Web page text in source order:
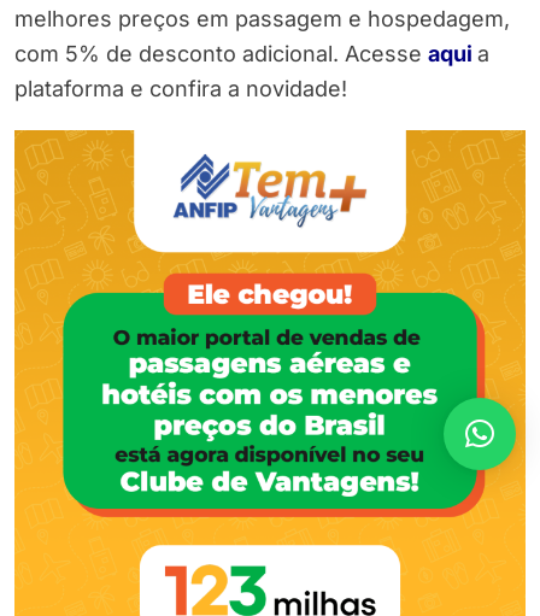
melhores preços em passagem e hospedagem,
com 5% de desconto adicional. Acesse aqui a
plataforma e confira a novidade!